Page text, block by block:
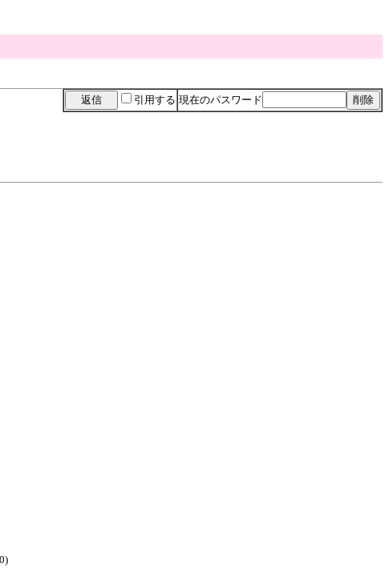
引用する 現在のパスワード